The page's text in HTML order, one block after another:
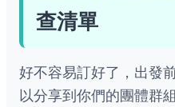
查清單
好不容易訂好了，出發
以分享到你們的團體群